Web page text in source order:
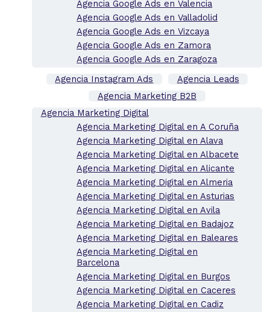
Agencia Google Ads en Valencia
Agencia Google Ads en Valladolid
Agencia Google Ads en Vizcaya
Agencia Google Ads en Zamora
Agencia Google Ads en Zaragoza
Agencia Instagram Ads
Agencia Leads
Agencia Marketing B2B
Agencia Marketing Digital
Agencia Marketing Digital en A Coruña
Agencia Marketing Digital en Alava
Agencia Marketing Digital en Albacete
Agencia Marketing Digital en Alicante
Agencia Marketing Digital en Almeria
Agencia Marketing Digital en Asturias
Agencia Marketing Digital en Avila
Agencia Marketing Digital en Badajoz
Agencia Marketing Digital en Baleares
Agencia Marketing Digital en
Barcelona
Agencia Marketing Digital en Burgos
Agencia Marketing Digital en Caceres
Agencia Marketing Digital en Cadiz